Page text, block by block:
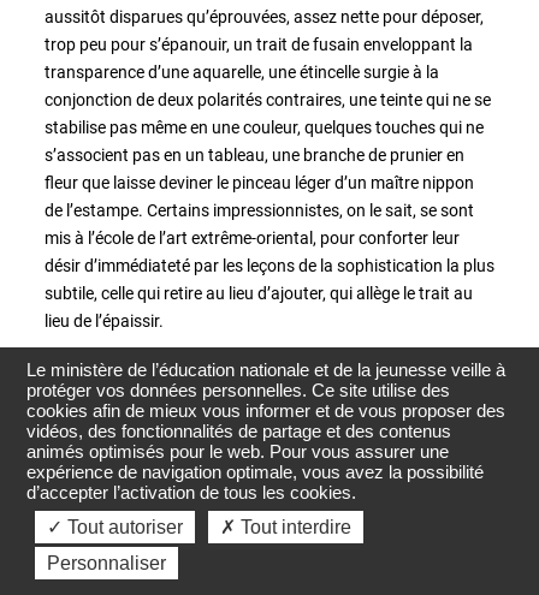
aussitôt disparues qu’éprouvées, assez nette pour déposer,
trop peu pour s’épanouir, un trait de fusain enveloppant la
transparence d’une aquarelle, une étincelle surgie à la
conjonction de deux polarités contraires, une teinte qui ne se
stabilise pas même en une couleur, quelques touches qui ne
s’associent pas en un tableau, une branche de prunier en
fleur que laisse deviner le pinceau léger d’un maître nippon
de l’estampe. Certains impressionnistes, on le sait, se sont
mis à l’école de l’art extrême-oriental, pour conforter leur
désir d’immédiateté par les leçons de la sophistication la plus
subtile, celle qui retire au lieu d’ajouter, qui allège le trait au
lieu de l’épaissir.
Bousculons la référence : il y a déjà presque de l’abstraction
dans la saisie sélective de la nature que la brièveté
esthétique des fables exige de leur auteur. Du ruisseau il
retient la transparence et la lumière ; du matin le parfum et la
fraîcheur ; des arbres leur ombre et du zéphyr sa caresse.
Mais c’est une sélection, c’est une abstraction sensible et
même sensuelle, qui se donne un accès immédiat à notre
mémoire sensorielle par le détour de l’artifice qu’elle dépouille
Retourner
en
haut
Le ministère de l’éducation nationale et de la jeunesse veille à
protéger vos données personnelles. Ce site utilise des
cookies afin de mieux vous informer et de vous proposer des
vidéos, des fonctionnalités de partage et des contenus
animés optimisés pour le web. Pour vous assurer une
expérience de navigation optimale, vous avez la possibilité
d’accepter l’activation de tous les cookies.
✓ Tout autoriser
✗ Tout interdire
Personnaliser